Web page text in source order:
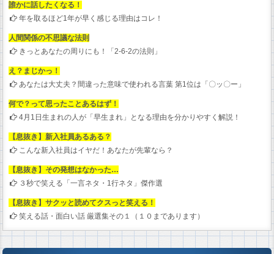
誰かに話したくなる！
年を取るほど1年が早く感じる理由はコレ！
人間関係の不思議な法則
きっとあなたの周りにも！「2-6-2の法則」
え？まじかっ！
あなたは大丈夫？間違った意味で使われる言葉 第1位は「〇ッ〇ー」
何で？って思ったことあるはず！
4月1日生まれの人が「早生まれ」となる理由を分かりやすく解説！
【息抜き】新入社員あるある？
こんな新入社員はイヤだ！あなたが先輩なら？
【息抜き】その発想はなかった…
３秒で笑える「一言ネタ・1行ネタ」傑作選
【息抜き】サクッと読めてクスっと笑える！
笑える話・面白い話 厳選集その１（１０まであります）